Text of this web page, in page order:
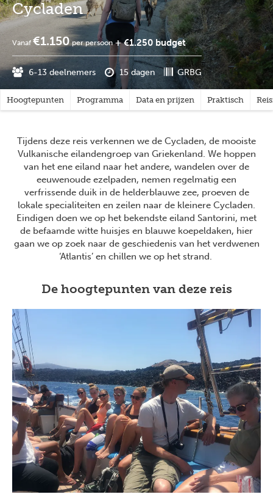
Cycladen
Vanaf €1.150per persoon + €1.250 budget
6-13 deelnemers 15 dagen GRBG
Hoogtepunten Programma Data en prijzen Praktisch
Tijdens deze reis verkennen we de Cycladen, de mooiste
Vulkanische eilandengroep van Griekenland. We hoppen
van het ene eiland naar het andere, wandelen over de
eeuwenoude ezelpaden, nemen regelmatig een
verfrissende duik in de helderblauwe zee, proeven de
lokale specialiteiten en zeilen naar de kleinere Cycladen.
Eindigen doen we op het bekendste eiland Santorini, met
de befaamde witte huisjes en blauwe koepeldaken, hier
gaan we op zoek naar de geschiedenis van het verdwenen
‘Atlantis’ en chillen we op het strand.
De hoogtepunten van deze reis